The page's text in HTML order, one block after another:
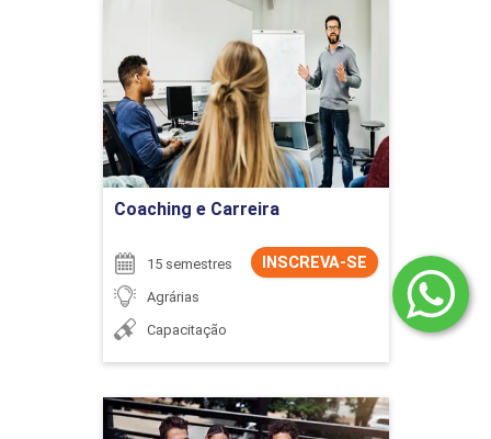
Coaching e Carreira
INSCREVA-SE
15 semestres
Agrárias
Capacitação
Coaching e Carreira
Detalhes do curso
Ir para Inscrição
Comércio Exterior